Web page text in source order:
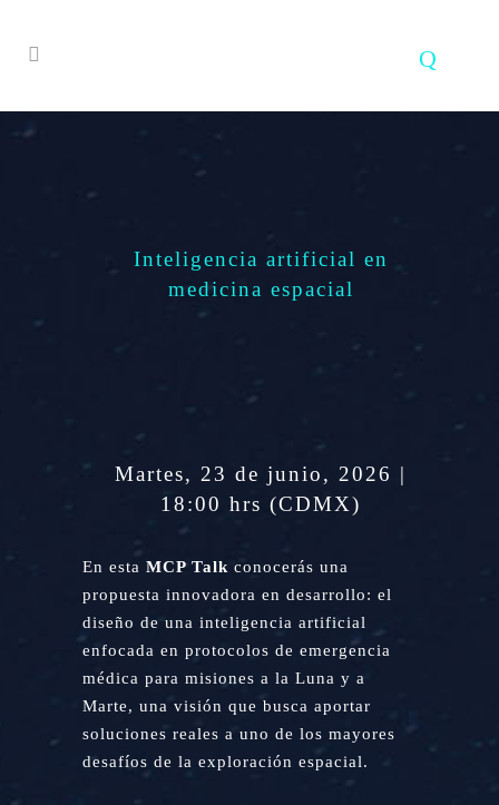
Inteligencia artificial en
medicina espacial
Martes, 23 de junio, 2026 |
18:00 hrs (CDMX)
En esta MCP Talk conocerás una
propuesta innovadora en desarrollo: el
diseño de una inteligencia artificial
enfocada en protocolos de emergencia
médica para misiones a la Luna y a
Marte, una visión que busca aportar
soluciones reales a uno de los mayores
desafíos de la exploración espacial.